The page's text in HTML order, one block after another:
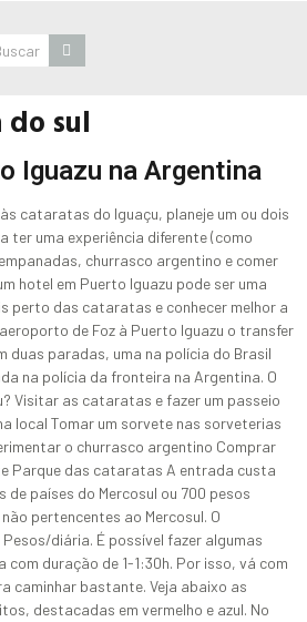
do sul
Iguazu na Argentina
cataratas do Iguaçu, planeje um ou dois
ter uma experiência diferente (como
churrasco argentino e comer
hotel em Puerto Iguazu pode ser uma
perto das cataratas e conhecer melhor a
de Foz à Puerto Iguazu o transfer
duas paradas, uma na polícia do Brasil
na polícia da fronteira na Argentina. O
Visitar as cataratas e fazer um passeio
local Tomar um sorvete nas sorveterias
o churrasco argentino Comprar
Parque das cataratas A entrada custa
países do Mercosul ou 700 pesos
pertencentes ao Mercosul. O
diária. É possível fazer algumas
com duração de 1-1:30h. Por isso, vá com
caminhar bastante. Veja abaixo as
destacadas em vermelho e azul. No